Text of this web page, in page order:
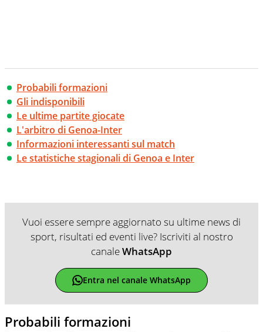
Probabili formazioni
Gli indisponibili
Le ultime partite giocate
L'arbitro di Genoa-Inter
Informazioni interessanti sul match
Le statistiche stagionali di Genoa e Inter
Vuoi essere sempre aggiornato su ultime news di
sport, risultati ed eventi live? Iscriviti al nostro
canaleWhatsApp
Entra nel canale WhatsApp
Probabili formazioni